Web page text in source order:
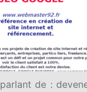
parlant de :